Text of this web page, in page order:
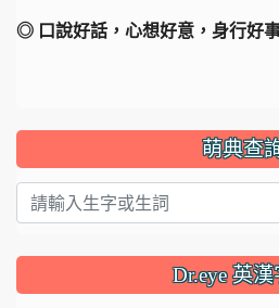
◎ 口說好話，心想好意，身行好
萌典查
Dr.eye 英